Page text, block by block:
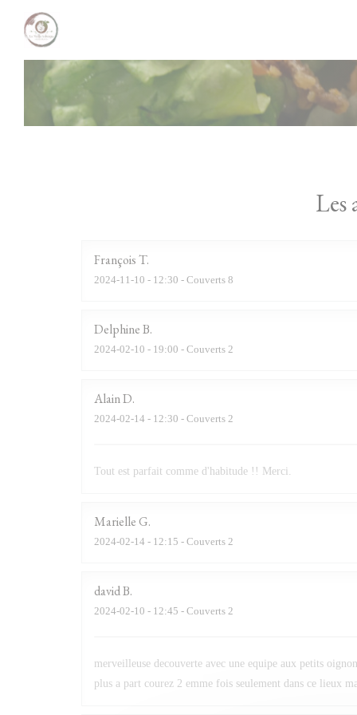
Personnalisation de vos choix en matière de cookies
Les
FrançoisT
2024-11-10 - 12:30 - Couverts 8
DelphineB
2024-02-10 - 19:00 - Couverts 2
AlainD
2024-02-14 - 12:30 - Couverts 2
Tout est parfait comme d'habitude !! Merci.
MarielleG
2024-02-14 - 12:15 - Couverts 2
davidB
2024-02-10 - 12:45 - Couverts 2
merveilleuse decouverte avec une equipe aux petits
plus a part courez 2 emme fois seulement dans ce lieux